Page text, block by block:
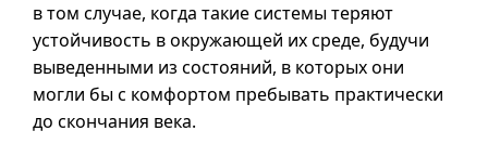
в том случае, когда такие системы теряют
устойчивость в окружающей их среде, будучи
выведенными из состояний, в которых они
могли бы с комфортом пребывать практически
до скончания века.